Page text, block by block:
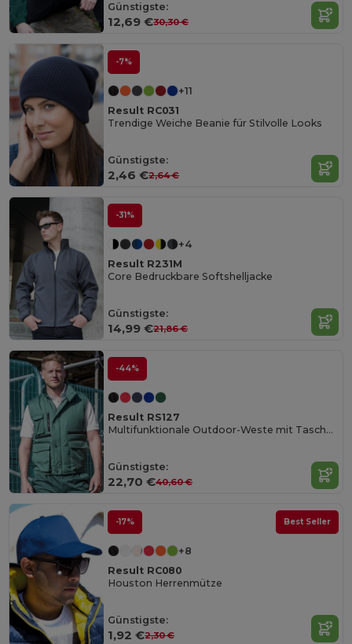
Günstigste:
12,69 €30,30 €
-7%
+11
Result RC031
Trendige Weiche Beanie für Stilvolle Looks
Günstigste:
2,46 €2,64 €
-31%
+4
Result R231M
Core Bedruckbare Softshelljacke
Günstigste:
14,99 €21,86 €
-44%
Result RS127
Multifunktionale Outdoor-Weste mit Taschen
Günstigste:
22,70 €40,60 €
-17% Best Seller
+8
Result RC080
Houston Herrenmütze
Günstigste:
1,92 €2,30 €